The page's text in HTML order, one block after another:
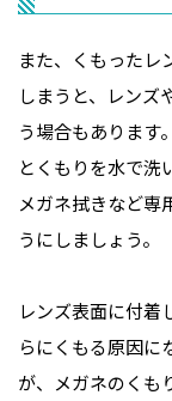
また、くもったレ
しまうと、レンズ
う場合もあります
とくもりを水で洗
メガネ拭きなど専
うにしましょう。
レンズ表面に付着
らにくもる原因に
が、メガネのくも